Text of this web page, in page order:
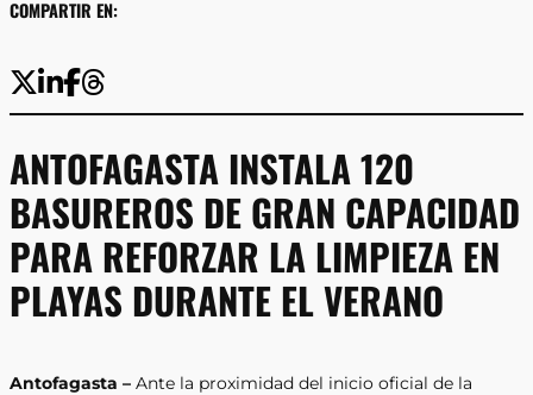
COMPARTIR EN:
ANTOFAGASTA INSTALA 120
BASUREROS DE GRAN CAPACIDAD
PARA REFORZAR LA LIMPIEZA EN
PLAYAS DURANTE EL VERANO
Antofagasta – Ante la proximidad del inicio oficial de la